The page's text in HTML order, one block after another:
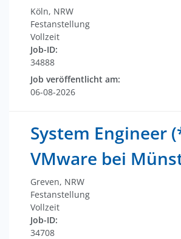
Köln, NRW
Festanstellung
Vollzeit
Job-ID:
34888
Job veröffentlicht am:
06-08-2026
System Engineer
VMware bei
Greven, NRW
Festanstellung
Vollzeit
Job-ID:
34708